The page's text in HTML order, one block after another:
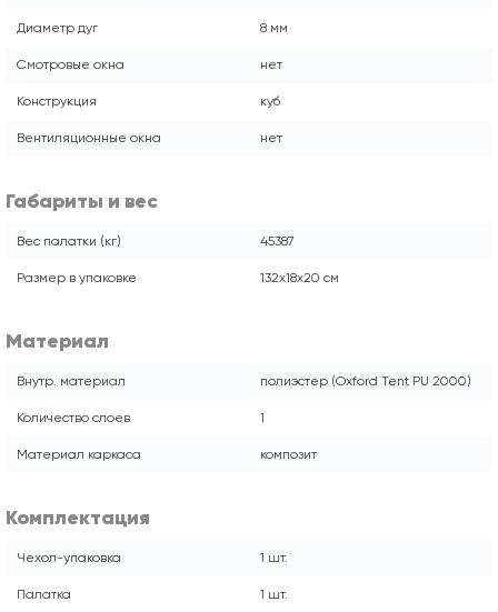
Диаметр дуг 8 мм
Смотровые окна нет
Конструкция куб
Вентиляционные окна нет
Габариты и вес
Вес палатки (кг) 45387
Размер в упаковке 132x18x20 см
Материал
Внутр. материал полиэстер (Oxford Tent PU 2000)
Количество слоев 1
Материал каркаса композит
Комплектация
Чехол-упаковка 1 шт.
Палатка 1 шт.